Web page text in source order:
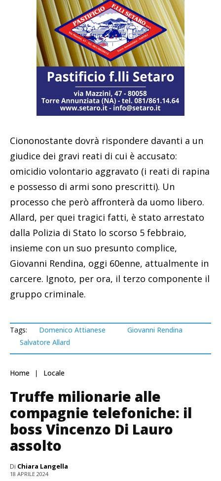
Ciononostante dovrà rispondere davanti a un
giudice dei gravi reati di cui è accusato:
omicidio volontario aggravato (i reati di rapina
e possesso di armi sono prescritti). Un
processo che però affronterà da uomo libero.
Allard, per quei tragici fatti, è stato arrestato
dalla Polizia di Stato lo scorso 5 febbraio,
insieme con un suo presunto complice,
Giovanni Rendina, oggi 60enne, attualmente in
carcere. Ignoto, per ora, il terzo componente il
gruppo criminale.
Tags: Domenico Attianese
Giovanni Rendina
Salvatore Allard
Home Locale
Truffe milionarie alle
compagnie telefoniche: il
boss Vincenzo Di Lauro
assolto
Di Chiara Langella
18 APRILE 2024